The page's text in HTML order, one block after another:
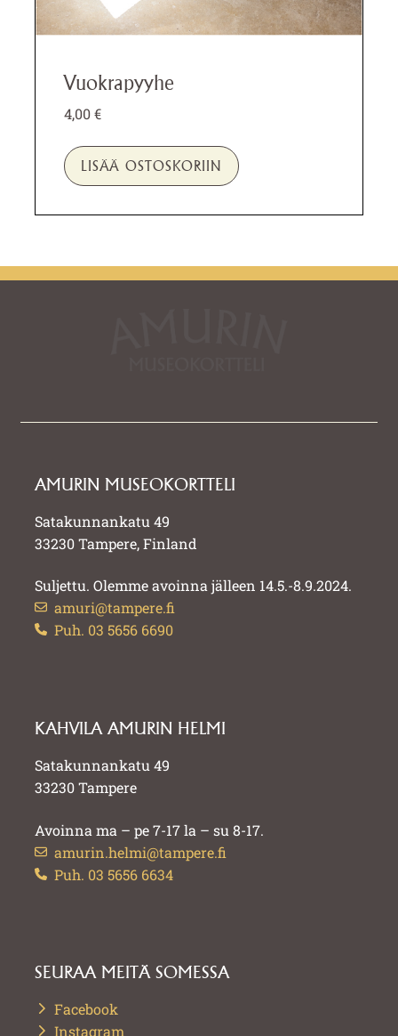
Vuokrapyyhe
4,00€
LISÄÄ OSTOSKORIIN
AMURIN MUSEOKORTTELI
Satakunnankatu 49
33230 Tampere, Finland
Suljettu. Olemme avoinna jälleen 14.5.-8.9.2024.
amuri@tampere.fi
Puh. 03 5656 6690
KAHVILA AMURIN HELMI
Satakunnankatu 49
33230 Tampere
Avoinna ma – pe 7-17 la – su 8-17.
amurin.helmi@tampere.fi
Puh. 03 5656 6634
SEURAA MEITÄ SOMESSA
Facebook
Instagram